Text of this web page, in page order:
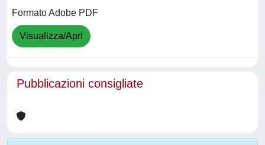
Formato Adobe PDF
Visualizza/Apri
Pubblicazioni consigliate